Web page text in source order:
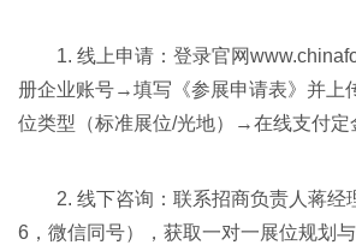
1. 线上申请：登录官网
册企业账号→填写《参展申请表》并上
位类型（标准展位/光地）→在线支付定
2. 线下咨询：联系招商负责人蒋经
6，微信同号），获取一对一展位规划与